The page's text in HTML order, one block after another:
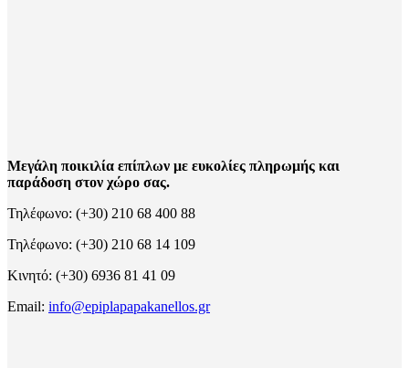
Μεγάλη ποικιλία επίπλων με ευκολίες πληρωμής και
παράδοση στον χώρο σας.
Τηλέφωνο: (+30) 210 68 400 88
Τηλέφωνο: (+30) 210 68 14 109
Κινητό: (+30) 6936 81 41 09
Email: info@epiplapapakanellos.gr